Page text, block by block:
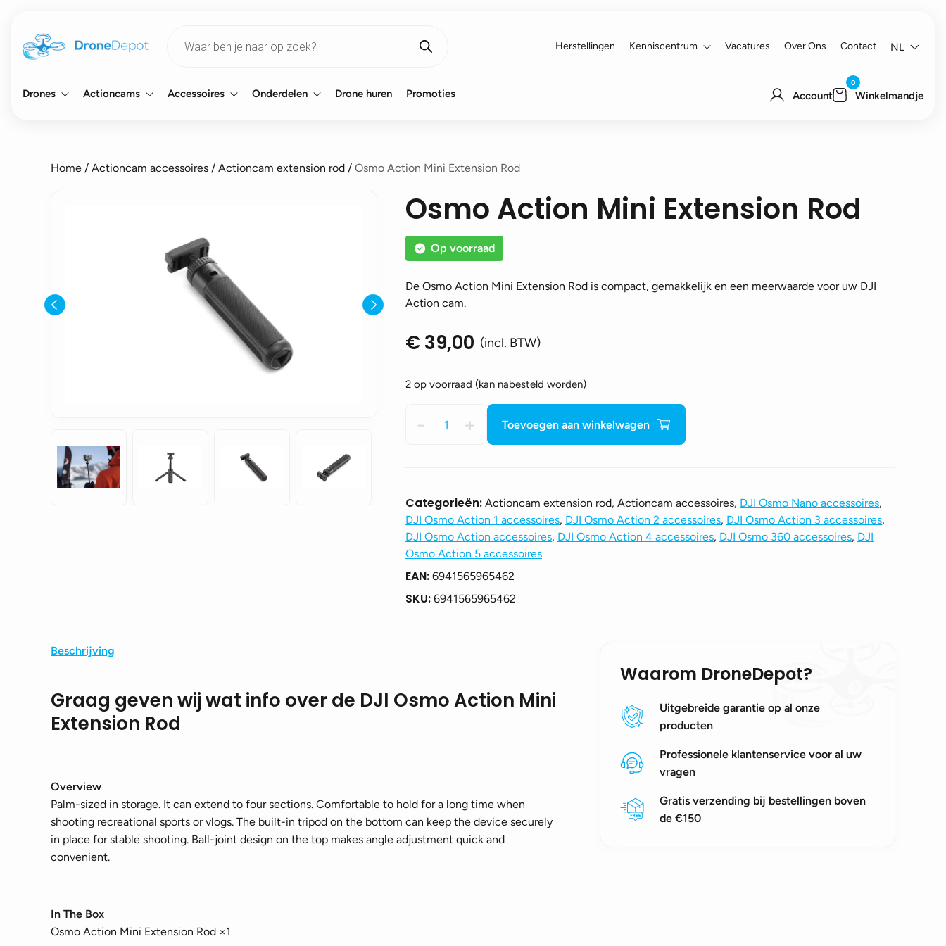
search
Herstellingen Kenniscentrum Vacatures Over Ons Contact NL
Drones Actioncams Accessoires Onderdelen Drone huren Promoties Account
0
Winkelmandje
Home / Actioncam accessoires / Actioncam extension rod / Osmo Action Mini Extension Rod
Osmo Action Mini Extension Rod
Op voorraad
De Osmo Action Mini Extension Rod is compact, gemakkelijk en een meerwaarde voor uw DJI
Action cam.
€ 39,00 (incl. BTW)
2 op voorraad (kan nabesteld worden)
-
Action
aantal
+ Toevoegen aan winkelwagen
Categorieën: Actioncam extension rod, Actioncam accessoires, DJI Osmo Nano accessoires,
DJI Osmo Action 1 accessoires, DJI Osmo Action 2 accessoires, DJI Osmo Action 3 accessoires,
DJI Osmo Action accessoires, DJI Osmo Action 4 accessoires, DJI Osmo 360 accessoires, DJI
Osmo Action 5 accessoires
EAN: 6941565965462
SKU: 6941565965462
Beschrijving
Graag geven wij wat info over de DJI Osmo Action Mini
Extension Rod
Overview
Palm-sized in storage. It can extend to four sections. Comfortable to hold for a long time when
shooting recreational sports or vlogs. The built-in tripod on the bottom can keep the device securely
in place for stable shooting. Ball-joint design on the top makes angle adjustment quick and
convenient.
In The Box
Osmo Action Mini Extension Rod ×1
Waarom DroneDepot?
Uitgebreide garantie op al onze
producten
Professionele klantenservice voor al uw
vragen
Gratis verzending bij bestellingen boven
de €150